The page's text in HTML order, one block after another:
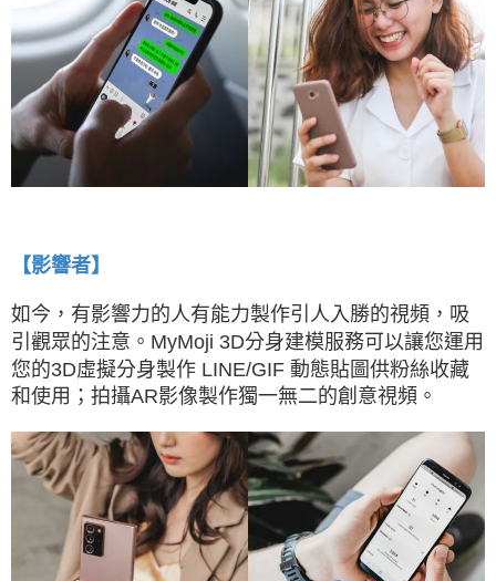
【影響者】
如今，有影響力的人有能力製作引人入勝的視頻，吸
引觀眾的注意。MyMoji 3D分身建模服務可以讓您運用
您的3D虛擬分身製作 LINE/GIF 動態貼圖供粉絲收藏
和使用；拍攝AR影像製作獨一無二的創意視頻。